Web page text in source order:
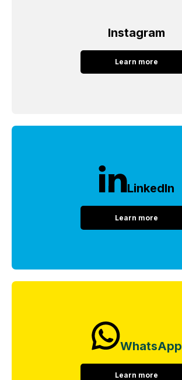
Instagram
Learn more
LinkedIn
Learn more
WhatsApp
Learn more